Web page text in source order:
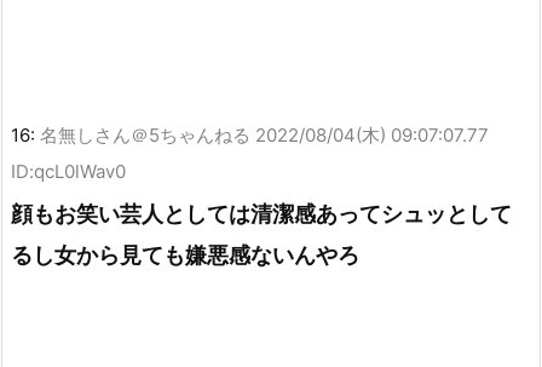
16: 名無しさん＠5ちゃんねる 2022/08/04(木) 09:07:07.77
ID:qcL0lWav0
顔もお笑い芸人としては清潔感あってシュッとして
るし女から見ても嫌悪感ないんやろ